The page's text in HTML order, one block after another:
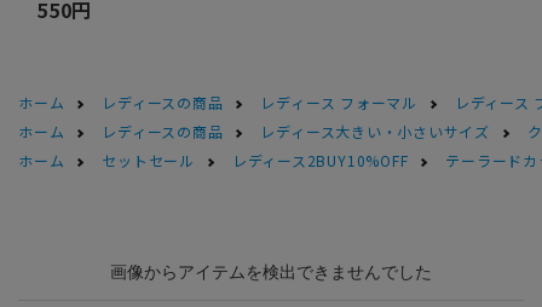
550円
ホーム レディースの商品 レディース フォーマル
レディース
ホーム
レディースの商品 レディース大きい・小さいサイズ
ホーム
セットセール レディース2BUY10%OFF テーラード